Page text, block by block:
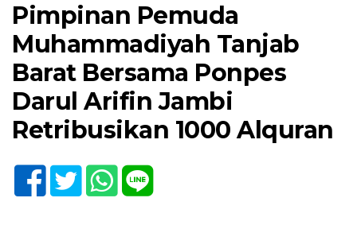
Pimpinan Pemuda
Muhammadiyah Tanjab
Barat Bersama Ponpes
Darul Arifin Jambi
Retribusikan 1000 Alquran